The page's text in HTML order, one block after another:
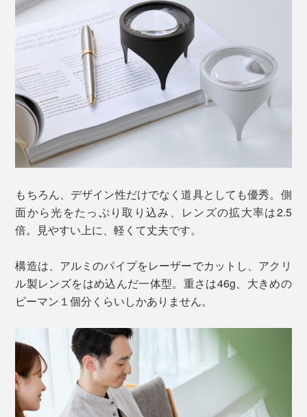
もちろん、デザイン性だけでなく道具としても優秀。側
面から光をたっぷり取り込み、レンズの拡大率は2.5
倍。見やすい上に、軽くて丈夫です。
構造は、アルミのパイプをレーザーでカットし、アクリ
ル製レンズをはめ込んだ一体型。重さは46g、大きめの
ピーマン１個分くらいしかありません。